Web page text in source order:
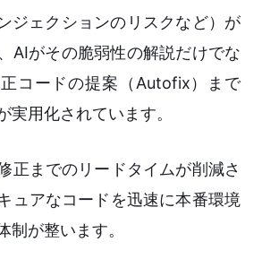
ジェクションのリスクなど）が
AIがその脆弱性の解説だけでな
コードの提案（Autofix）まで
実用化されています。
正までのリードタイムが削減さ
ュアなコードを迅速に本番環境
制が整います。